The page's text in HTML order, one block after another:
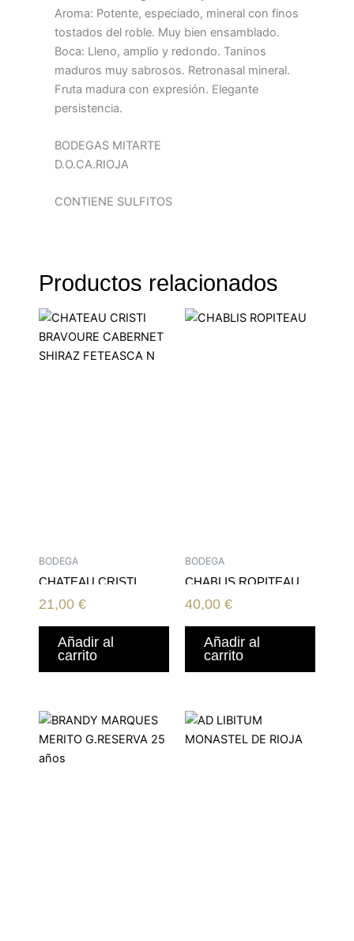
Aroma: Potente, especiado, mineral con finos
tostados del roble. Muy bien ensamblado.
Boca: Lleno, amplio y redondo. Taninos
maduros muy sabrosos. Retronasal mineral.
Fruta madura con expresión. Elegante
persistencia.
BODEGAS MITARTE
D.O.CA.RIOJA
CONTIENE SULFITOS
Productos relacionados
BODEGA
CHATEAU CRISTI
BRAVOURE
FETEASCA N
21,00€
Añadir al
carrito
BODEGA
CHABLIS ROPITEAU
40,00 €
Añadir al
carrito